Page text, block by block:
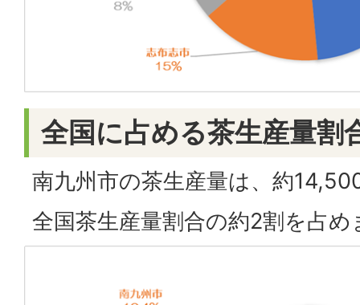
全国に占める茶生産量割
南九州市の茶生産量は、約
全国茶生産量割合の約2割を占め